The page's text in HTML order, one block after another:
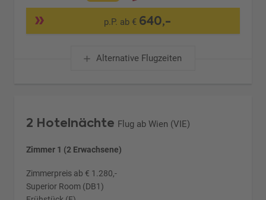
p.P. ab € 640,-
Alternative Flugzeiten
2 Hotelnächte Flug ab Wien (VIE)
Zimmer 1 (2 Erwachsene)
Zimmerpreis ab € 1.280,-
Superior Room (DB1)